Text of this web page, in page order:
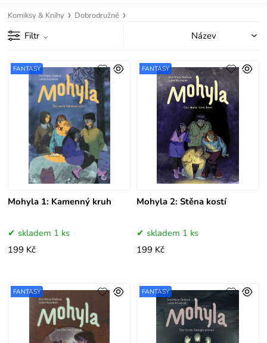
Komiksy & Knihy Dobrodružné
Filtr
Mohyla 1: Kamenný kruh
FANTASY
skladem 1 ks
199 Kč
Mohyla 2: Stěna kostí
FANTASY
skladem 1 ks
199 Kč
FANTASY FANTASY